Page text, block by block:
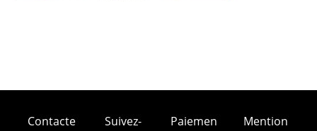
Contacte Suivez- Paiemen Mention